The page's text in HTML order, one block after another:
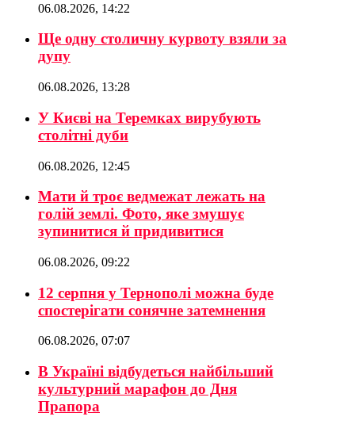
06.08.2026, 14:22
Ще одну столичну курвоту взяли за
дупу
06.08.2026, 13:28
У Києві на Теремках вирубують
столітні дуби
06.08.2026, 12:45
Мати й троє ведмежат лежать на
голій землі. Фото, яке змушує
зупинитися й придивитися
06.08.2026, 09:22
12 серпня у Тернополі можна буде
спостерігати сонячне затемнення
06.08.2026, 07:07
В Україні відбудеться найбільший
культурний марафон до Дня
Прапора